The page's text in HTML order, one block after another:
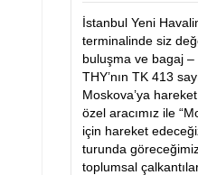
İstanbul Yeni
terminalinde siz
buluşma ve bagaj –
THY’nın TK 413
Moskova’ya
özel aracımız ile
için hareket
turunda
toplumsal